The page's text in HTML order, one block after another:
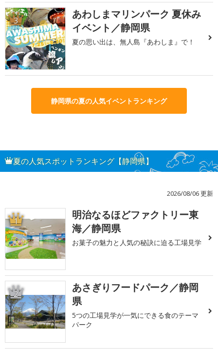
3
あわしまマリンパーク 夏休み
イベント／静岡県
夏の思い出は、無人島『あわしま』で！
静岡県の夏の人気イベントランキング
夏の人気スポットランキング【静岡県】
2026/08/06 更新
1
明治なるほどファクトリー東
海／静岡県
お菓子の魅力と人気の秘訣に迫る工場見学
2
あさぎりフードパーク／静岡
県
5つの工場見学が一気にできる食のテーマ
パーク